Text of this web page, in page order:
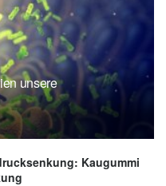
unsere
Kaugummi